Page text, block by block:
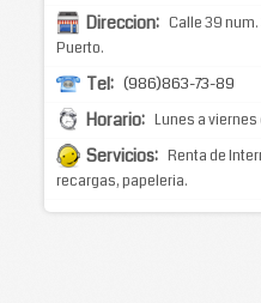
Direccion: Calle 39
Puerto.
Tel: (986)863-73-89
Horario: Lunes a viernes
Servicios: Renta de
recargas, papeleria.